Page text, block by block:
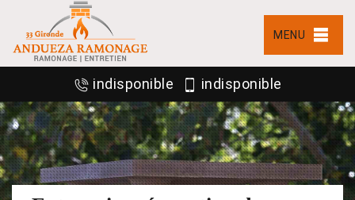
MENU
indisponible indisponible